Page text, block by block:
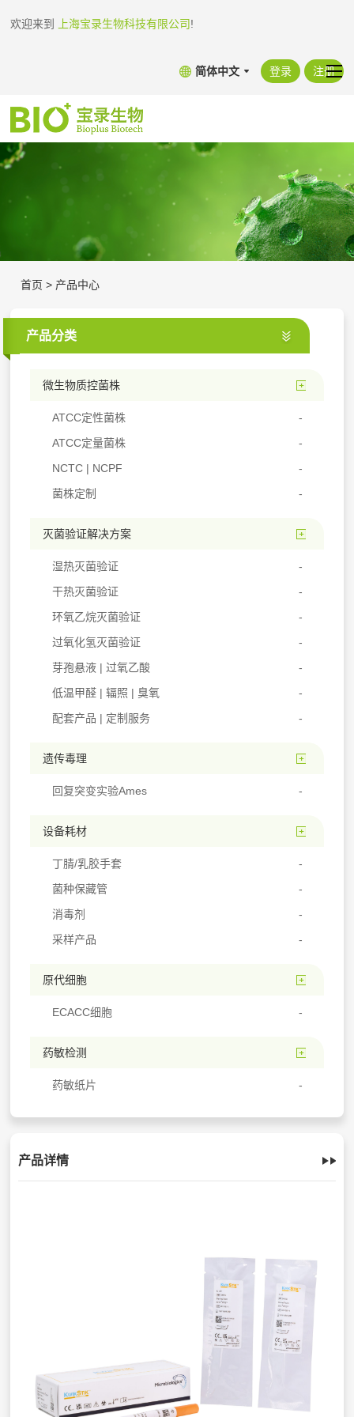
欢迎来到 上海宝录生物科技有限公司!
简体中文 登录 注册
首页 > 产品中心
产品分类
微生物质控菌株
ATCC定性菌株
ATCC定量菌株
NCTC | NCPF
菌株定制
灭菌验证解决方案
湿热灭菌验证
干热灭菌验证
环氧乙烷灭菌验证
过氧化氢灭菌验证
芽孢悬液 | 过氧乙酸
低温甲醛 | 辐照 | 臭氧
配套产品 | 定制服务
遗传毒理
回复突变实验Ames
设备耗材
丁腈/乳胶手套
菌种保藏管
消毒剂
采样产品
原代细胞
ECACC细胞
药敏检测
药敏纸片
产品详情